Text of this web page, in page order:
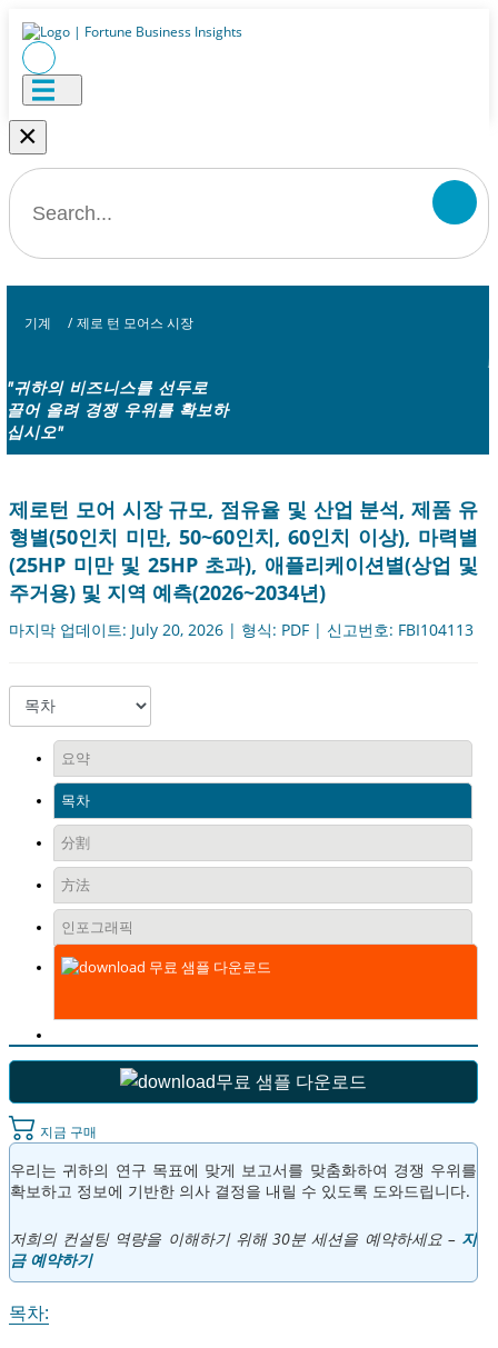
×
기계 / 제로 턴 모어스 시장
"귀하의 비즈니스를 선두로
끌어 올려 경쟁 우위를 확보하
십시오"
제로턴 모어 시장 규모, 점유율 및 산업 분석, 제품 유
형별(50인치 미만, 50~60인치, 60인치 이상), 마력별
(25HP 미만 및 25HP 초과), 애플리케이션별(상업 및
주거용) 및 지역 예측(2026~2034년)
마지막 업데이트: July 20, 2026 | 형식: PDF | 신고번호: FBI104113
요약
목차
分割
方法
인포그래픽
무료 샘플 다운로드
무료 샘플 다운로드
지금 구매
우리는 귀하의 연구 목표에 맞게 보고서를 맞춤화하여 경쟁 우위를
확보하고 정보에 기반한 의사 결정을 내릴 수 있도록 도와드립니다.
저희의 컨설팅 역량을 이해하기 위해 30분 세션을 예약하세요 – 지
금 예약하기
목차: